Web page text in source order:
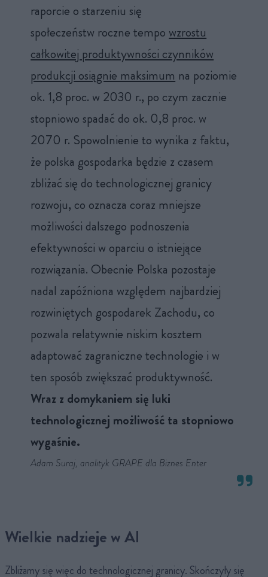
raporcie o starzeniu się
społeczeństw roczne tempo wzrostu
całkowitej produktywności czynników
produkcji osiągnie maksimum na poziomie
ok. 1,8 proc. w 2030 r., po czym zacznie
stopniowo spadać do ok. 0,8 proc. w
2070 r. Spowolnienie to wynika z faktu,
że polska gospodarka będzie z czasem
zbliżać się do technologicznej granicy
rozwoju, co oznacza coraz mniejsze
możliwości dalszego podnoszenia
efektywności w oparciu o istniejące
rozwiązania. Obecnie Polska pozostaje
nadal zapóźniona względem najbardziej
rozwiniętych gospodarek Zachodu, co
pozwala relatywnie niskim kosztem
adaptować zagraniczne technologie i w
ten sposób zwiększać produktywność.
Wraz z domykaniem się luki
technologicznej możliwość ta stopniowo
wygaśnie.
Adam Suraj, analityk GRAPE dla Biznes Enter
Wielkie nadzieje w AI
Zbliżamy się więc do technologicznej granicy. Skończyły się